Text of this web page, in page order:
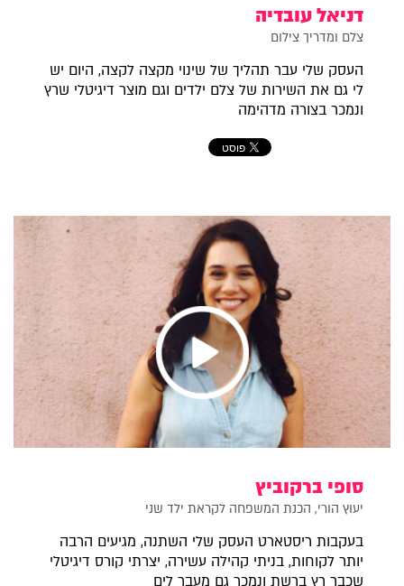
דניאל עובדיה
צלם ומדריך צילום
העסק שלי עבר תהליך של שינוי מקצה לקצה, היום יש
לי גם את השירות של צלם ילדים וגם מוצר דיגיטלי שרץ
ונמכר בצורה מדהימה
סופי ברקוביץ
יעוץ הורי, הכנת המשפחה לקראת ילד שני
בעקבות ריסטארט העסק שלי השתנה, מגיעים הרבה
יותר לקוחות, בניתי קהילה עשירה, יצרתי קורס דיגיטלי
שכבר רץ ברשת ונמכר גם מעבר לים